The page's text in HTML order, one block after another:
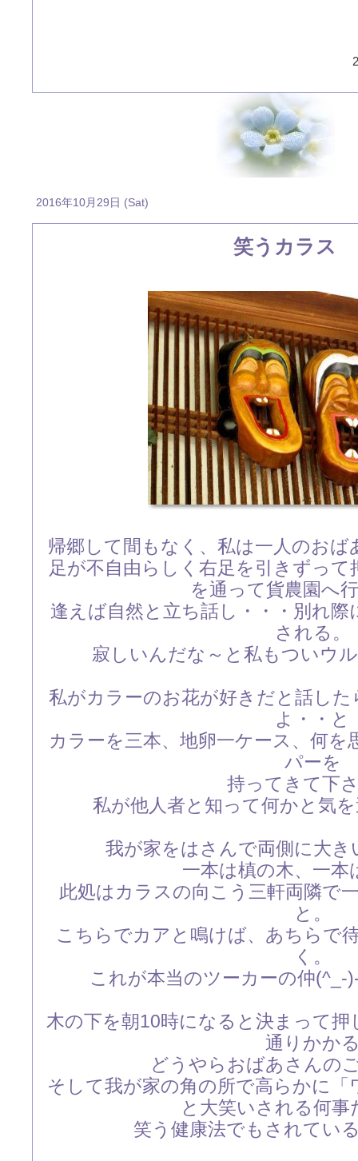
2016年10月29日 (Sat)
笑うカラス
帰郷して間もなく、私は一人のお
足が不自由らしく右足を引きずっ
を通って貨農園へ
逢えば自然と立ち話し・・・別れ
される。
寂しいんだな～と私もついウ
私がカラーのお花が好きだと話し
よ・・と
カラーを三本、地卵一ケース、何
パーを
持ってきて下
私が他人者と知って何かと気
我が家をはさんで両側に大き
一本は槙の木、一本
此処はカラスの向こう三軒両隣で
と。
こちらでカアと鳴けば、あちらで
く。
これが本当のツーカーの仲
木の下を朝10時になると決まって
通りかか
どうやらおばあさんの
そして我が家の角の所で高らかに
と大笑いされる何事
笑う健康法でもされてい